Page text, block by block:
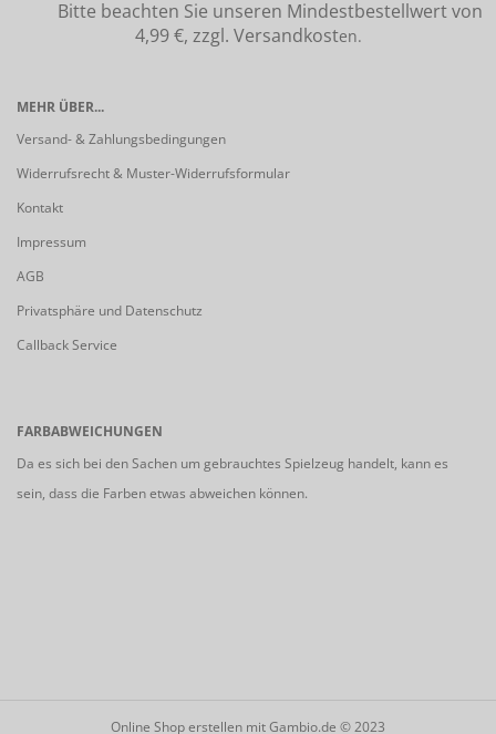
Bitte beachten Sie unseren Mindestbestellwert von
4,99 €, zzgl. Versandkosten.
MEHR ÜBER...
Versand- & Zahlungsbedingungen
Widerrufsrecht & Muster-Widerrufsformular
Kontakt
Impressum
AGB
Privatsphäre und Datenschutz
Callback Service
FARBABWEICHUNGEN
Da es sich bei den Sachen um gebrauchtes Spielzeug handelt, kann es
sein, dass die Farben etwas abweichen können.
Online Shop erstellen mit Gambio.de © 2023